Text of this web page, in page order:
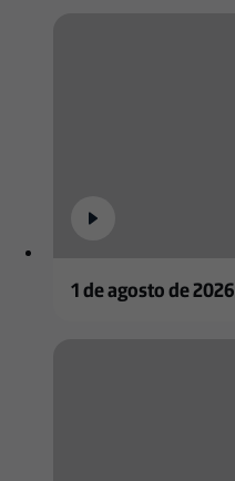
1 de agosto de 2026